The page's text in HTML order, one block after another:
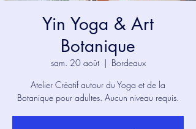
Yin Yoga & Art
Botanique
sam. 20 août
  |
Bordeaux
Atelier Créatif autour du Yoga et de la
Botanique pour adultes. Aucun niveau requis.